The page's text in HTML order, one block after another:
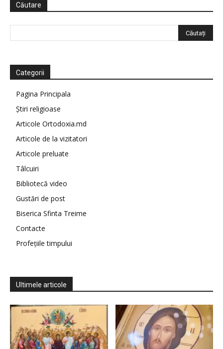
Căutare
Categorii
Pagina Principala
Știri religioase
Articole Ortodoxia.md
Articole de la vizitatori
Articole preluate
Tâlcuiri
Bibliotecă video
Gustări de post
Biserica Sfinta Treime
Contacte
Profețiile timpului
Ultimele articole